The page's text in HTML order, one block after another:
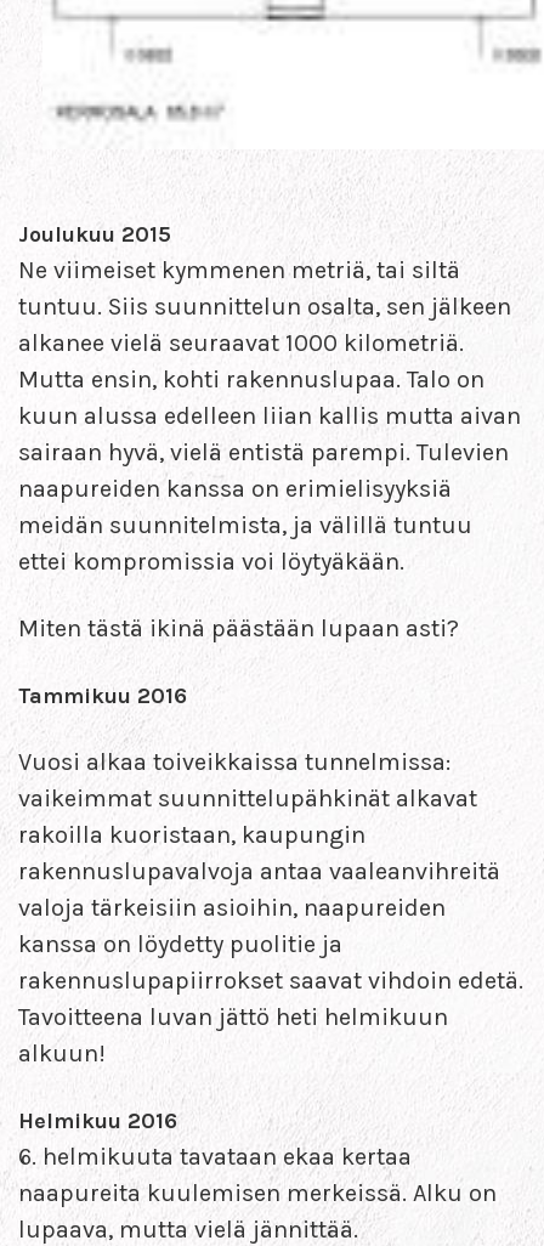
Joulukuu 2015
Ne viimeiset kymmenen metriä, tai siltä
tuntuu. Siis suunnittelun osalta, sen jälkeen
alkanee vielä seuraavat 1000 kilometriä.
Mutta ensin, kohti rakennuslupaa. Talo on
kuun alussa edelleen liian kallis mutta aivan
sairaan hyvä, vielä entistä parempi. Tulevien
naapureiden kanssa on erimielisyyksiä
meidän suunnitelmista, ja välillä tuntuu
ettei kompromissia voi löytyäkään.
Miten tästä ikinä päästään lupaan asti?
Tammikuu 2016
Vuosi alkaa toiveikkaissa tunnelmissa:
vaikeimmat suunnittelupähkinät alkavat
rakoilla kuoristaan, kaupungin
rakennuslupavalvoja antaa vaaleanvihreitä
valoja tärkeisiin asioihin, naapureiden
kanssa on löydetty puolitie ja
rakennuslupapiirrokset saavat vihdoin edetä.
Tavoitteena luvan jättö heti helmikuun
alkuun!
Helmikuu 2016
6. helmikuuta tavataan ekaa kertaa
naapureita kuulemisen merkeissä. Alku on
lupaava, mutta vielä jännittää.